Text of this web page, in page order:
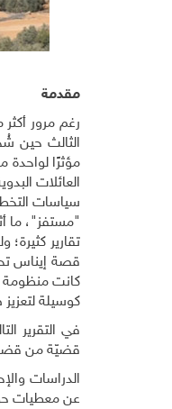
مقدمة
مؤثرًا
العائلات
سياسات
"مستفز"، ما
تقارير
قصة إيناس
كانت منظومة
كوسيلة
في التقرير
قضيّة من
الدراسات